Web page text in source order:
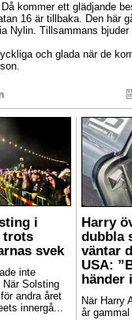
kommer ett glädjande
16 är tillbaka. Den här
Nylin. Tillsammans
och glada när de
i
trots
svek
inte
Solsting
andra året
innergå...
Harry
dubbla
väntar
USA:
händer
När Harry
år